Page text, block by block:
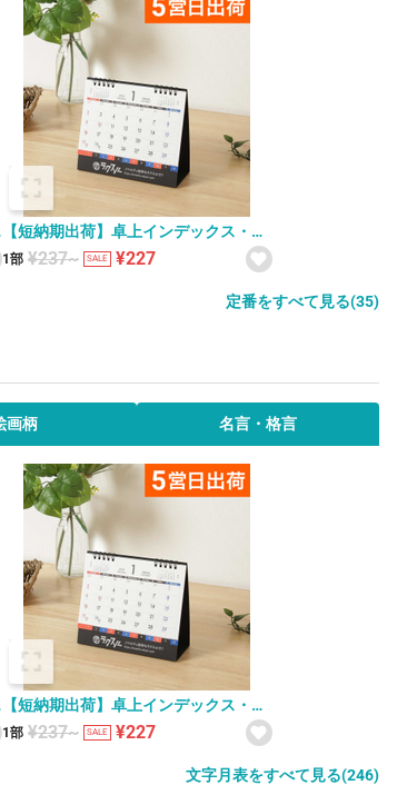
【短納期出荷】卓上インデックス・ス
ケジュール カレンダー SG-919
1部 ¥237~ SALE ¥227
定番をすべて見る(35)
画柄 名言・格言
【短納期出荷】卓上インデックス・ス
ケジュール カレンダー SG-919
1部 ¥237~ SALE ¥227
文字月表をすべて見る(246)